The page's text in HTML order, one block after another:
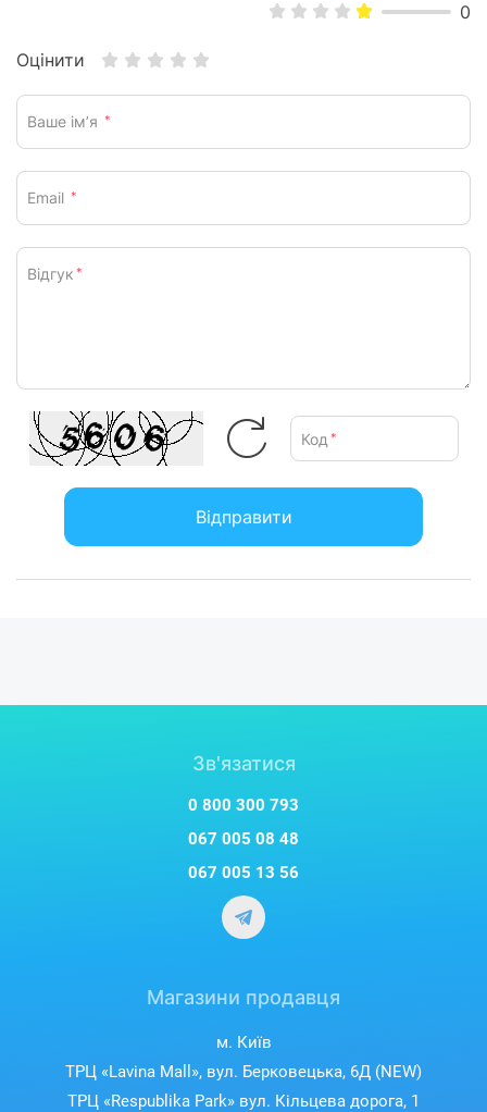
0
Оцінити
Ваше ім’я *
Email *
Відгук *
Код *
Відправити
Зв'язатися
0 800 300 793
067 005 08 48
067 005 13 56
Магазини продавця
м. Київ
ТРЦ «Lavina Mall», вул. Берковецька, 6Д (NEW)
ТРЦ «Respublika Park» вул. Кільцева дорога, 1